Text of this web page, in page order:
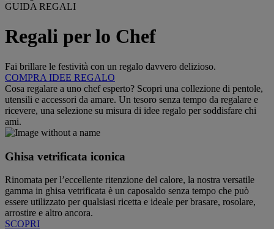
GUIDA REGALI
Regali per lo Chef
Fai brillare le festività con un regalo davvero delizioso.
COMPRA IDEE REGALO
Cosa regalare a uno chef esperto? Scopri una collezione di pentole,
utensili e accessori da amare. Un tesoro senza tempo da regalare e
ricevere, una selezione su misura di idee regalo per soddisfare chi
ami.
Ghisa vetrificata iconica
Rinomata per l’eccellente ritenzione del calore, la nostra versatile
gamma in ghisa vetrificata è un caposaldo senza tempo che può
essere utilizzato per qualsiasi ricetta e ideale per brasare, rosolare,
arrostire e altro ancora.
SCOPRI